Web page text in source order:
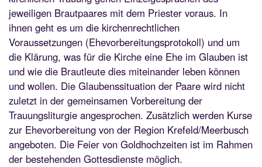
jeweiligen Brautpaares mit dem Priester voraus. In
ihnen geht es um die kirchenrechtlichen
Voraussetzungen (Ehevorbereitungsprotokoll) und um
die Klärung, was für die Kirche eine Ehe im Glauben ist
und wie die Brautleute dies miteinander leben können
und wollen. Die Glaubenssituation der Paare wird nicht
zuletzt in der gemeinsamen Vorbereitung der
Trauungsliturgie angesprochen. Zusätzlich werden Kurse
zur Ehevorbereitung von der Region Krefeld/Meerbusch
angeboten. Die Feier von Goldhochzeiten ist im Rahmen
der bestehenden Gottesdienste möglich.